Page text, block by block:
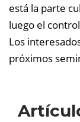
está la parte
luego el
Los
próximos